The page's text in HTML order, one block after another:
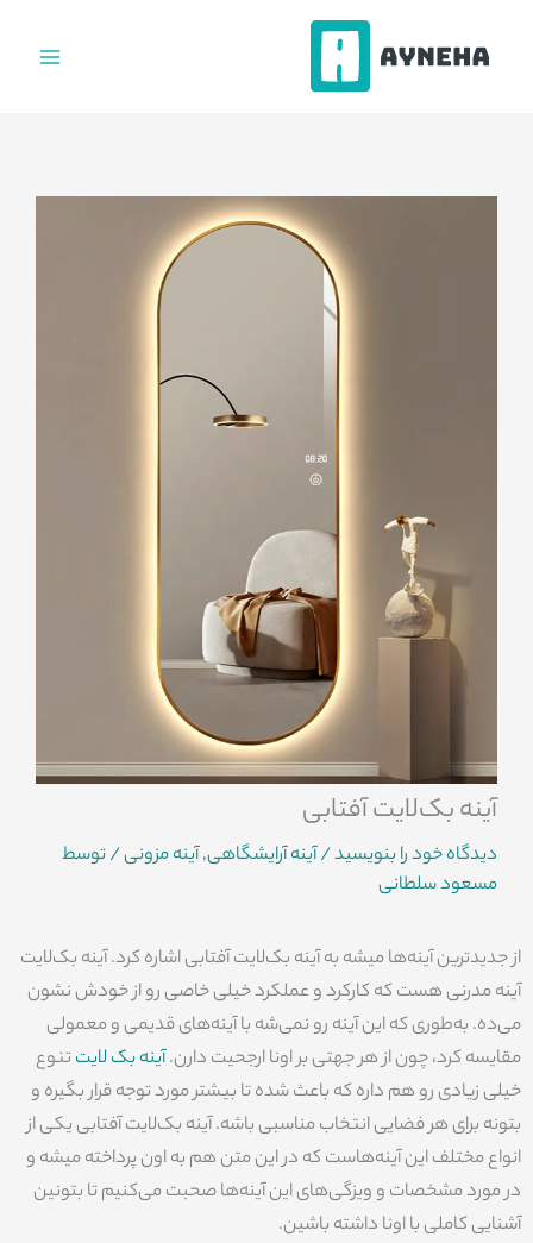
آینه بک‌لایت آفتابی
دیدگاه‌ خود را بنویسید/آینه آرایشگاهی,آینه مزونی/ توسط
مسعود سلطانی
از جدیدترین آینه‌ها میشه به آینه بک‌لایت آفتابی اشاره کرد. آینه بک‌لایت
آینه مدرنی هست که کارکرد و عملکرد خیلی خاصی رو از خودش نشون
می‌ده. به‌طوری که این آینه رو نمی‌شه با آینه‌های قدیمی و معمولی
مقایسه کرد، چون از هر جهتی بر اونا ارجحیت دارن.آینه بک لایتتنوع
خیلی زیادی رو هم داره که باعث شده تا بیشتر مورد توجه قرار بگیره و
بتونه برای هر فضایی انتخاب مناسبی باشه. آینه بک‌لایت آفتابی یکی از
انواع مختلف این آینه‌هاست که در این متن هم به اون پرداخته میشه و
در مورد مشخصات و ویزگی‌های این آینه‌ها صحبت می‌کنیم تا بتونین
آشنایی کاملی با اونا داشته باشین.